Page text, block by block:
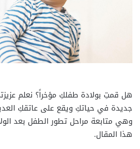
هل قمتِ بولادة طفلكِ مؤخراً؟ نعلم
جديدة في حياتكِ ويقع على عاتقكِ
وهي متابعة مراحل تطور الطفل بعد
هذا المقال.